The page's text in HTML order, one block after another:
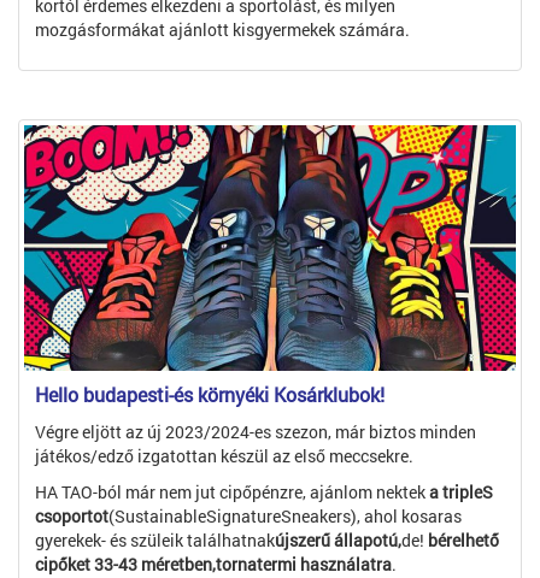
kortól érdemes elkezdeni a sportolást, és milyen
mozgásformákat ajánlott kisgyermekek számára.
Hello budapesti-és környéki Kosárklubok!
Végre eljött az új 2023/2024-es szezon, már biztos minden
játékos/edző izgatottan készül az első meccsekre.
HA TAO-ból már nem jut cipőpénzre, ajánlom nekteka tripleS
csoportot(SustainableSignatureSneakers), ahol kosaras
gyerekek- és szüleik találhatnakújszerű állapotú,de! bérelhető
cipőket 33-43 méretben,tornatermi használatra.